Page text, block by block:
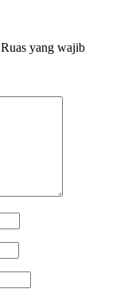
Ruas yang wajib